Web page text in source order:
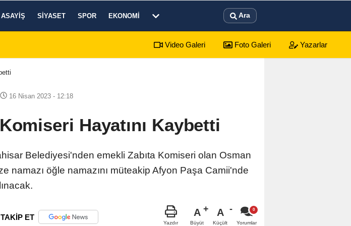
ASAYIŞ SIYASET SPOR EKONOMI Ara
Açıklandı Dinar'da beş gün sürecek festival programı açıklandı
Video Galeri Foto Galeri Yazarlar
16 Nisan 2023 - 12:18
Hayatını Kaybetti
Belediyesi'nden emekli Zabıta Komiseri olan Osman
namazı öğle namazını müteakip Afyon Paşa Camii'nde
TAKİP ET
Yazdır
A
Büyüt
A
Küçült Yorumlar